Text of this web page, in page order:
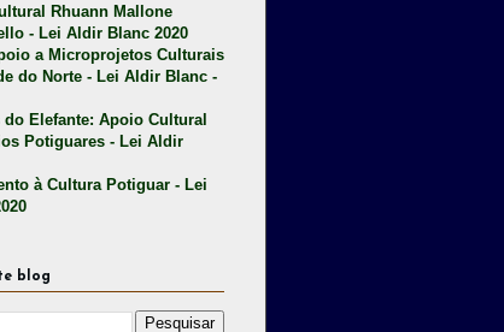
Rhuann Mallone
- Lei Aldir Blanc 2020
a Microprojetos Culturais
do Norte - Lei Aldir Blanc -
Elefante: Apoio Cultural
Potiguares - Lei Aldir
à Cultura Potiguar - Lei
blog